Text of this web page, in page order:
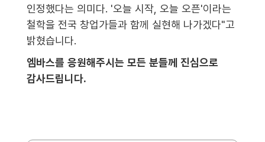
인정했다는 의미다. '오늘 시작, 오늘 오픈'이라는
철학을 전국 창업가들과 함께 실현해 나가겠다"고
밝혔습니다.
엠바스를 응원해주시는 모든 분들께 진심으로
감사드립니다.